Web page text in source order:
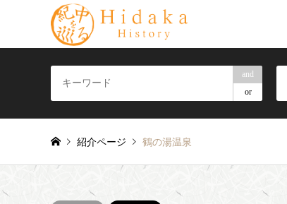
and
or
紹介ページ 鶴の湯温泉